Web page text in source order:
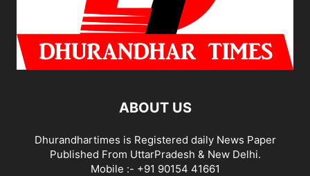
ABOUT US
Dhurandhartimes is Registered daily News Paper
Published From UttarPradesh & New Delhi.
Mobile :- +91 90154 41661